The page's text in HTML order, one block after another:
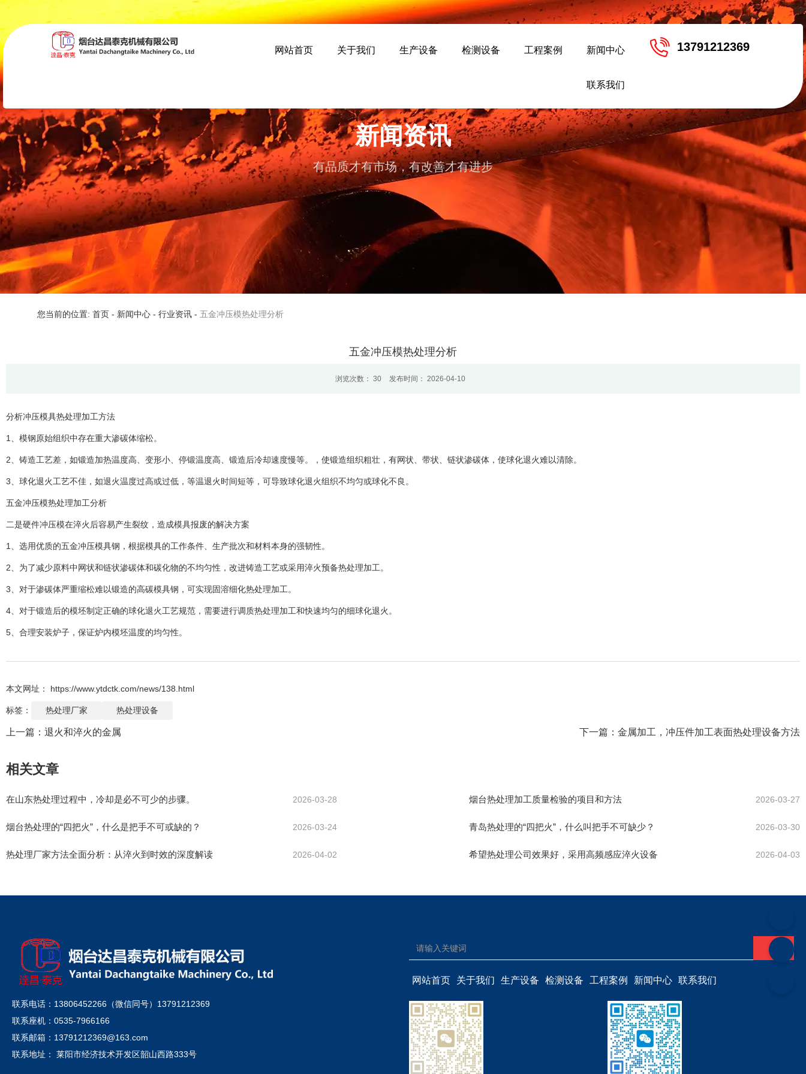
网站首页 关于我们 生产设备 检测设备 工程案例 新闻中心
联系我们
13791212369
新闻资讯
有品质才有市场，有改善才有进步
您当前的位置: 首页 - 新闻中心 - 行业资讯 - 五金冲压模热处理分析
五金冲压模热处理分析
浏览次数： 30 发布时间： 2026-04-10
分析冲压模具热处理加工方法
1、模钢原始组织中存在重大渗碳体缩松。
2、铸造工艺差，如锻造加热温度高、变形小、停锻温度高、锻造后冷却速度慢等。，使锻造组织粗壮，有网状、带状、链状渗碳体，使球化退火难以清除。
3、球化退火工艺不佳，如退火温度过高或过低，等温退火时间短等，可导致球化退火组织不均匀或球化不良。
五金冲压模热处理加工分析
二是硬件冲压模在淬火后容易产生裂纹，造成模具报废的解决方案
1、选用优质的五金冲压模具钢，根据模具的工作条件、生产批次和材料本身的强韧性。
2、为了减少原料中网状和链状渗碳体和碳化物的不均匀性，改进铸造工艺或采用淬火预备热处理加工。
3、对于渗碳体严重缩松难以锻造的高碳模具钢，可实现固溶细化热处理加工。
4、对于锻造后的模坯制定正确的球化退火工艺规范，需要进行调质热处理加工和快速均匀的细球化退火。
5、合理安装炉子，保证炉内模坯温度的均匀性。
本文网址： https://www.ytdctk.com/news/138.html
标签： 热处理厂家 热处理设备
上一篇： 退火和淬火的金属 下一篇： 金属加工，冲压件加工表面热处理设备方法
相关文章
2026-03-28
在山东热处理过程中，冷却是必不可少的步骤。 2026-03-27
烟台热处理加工质量检验的项目和方法
2026-03-24
烟台热处理的“四把火”，什么是把手不可或缺的？ 2026-03-30
青岛热处理的“四把火”，什么叫把手不可缺少？
2026-04-02
热处理厂家方法全面分析：从淬火到时效的深度解读 2026-04-03
希望热处理公司效果好，采用高频感应淬火设备
联系电话：13806452266（微信同号）13791212369
联系座机：0535-7966166
联系邮箱：13791212369@163.com
联系地址： 莱阳市经济技术开发区韶山西路333号
网站首页 关于我们 生产设备 检测设备 工程案例 新闻中心 联系我们